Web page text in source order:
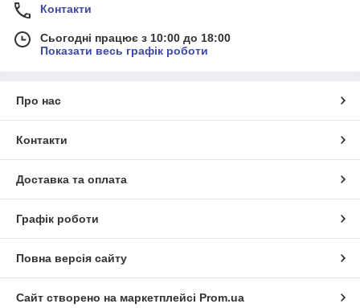
Контакти
Сьогодні працює з 10:00 до 18:00
Показати весь графік роботи
Про нас
Контакти
Доставка та оплата
Графік роботи
Повна версія сайту
Сайт створено на маркетплейсі Prom.ua